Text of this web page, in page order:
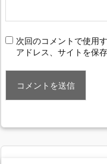
次回のコメントで使用
アドレス、サイトを保存